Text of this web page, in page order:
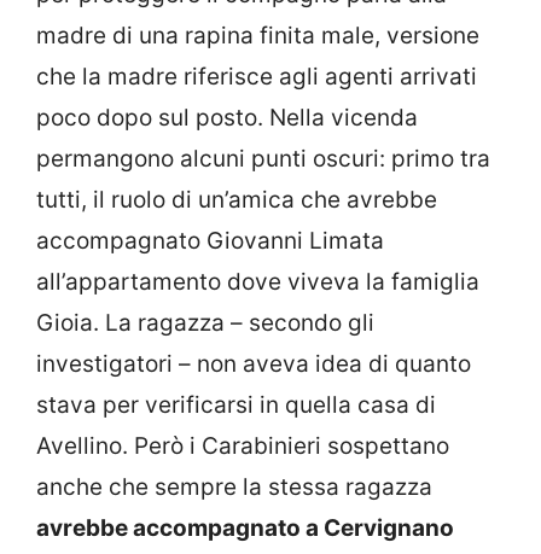
madre di una rapina finita male, versione
che la madre riferisce agli agenti arrivati
poco dopo sul posto. Nella vicenda
permangono alcuni punti oscuri: primo tra
tutti, il ruolo di un’amica che avrebbe
accompagnato Giovanni Limata
all’appartamento dove viveva la famiglia
Gioia. La ragazza – secondo gli
investigatori – non aveva idea di quanto
stava per verificarsi in quella casa di
Avellino. Però i Carabinieri sospettano
anche che sempre la stessa ragazza
avrebbe accompagnato a Cervignano